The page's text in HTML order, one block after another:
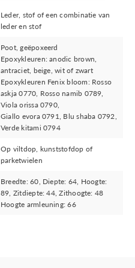
Leder, stof of een combinatie van
leder en stof
Poot, geëpoxeerd
Epoxykleuren: anodic brown,
antraciet, beige, wit of zwart
Epoxykleuren Fenix bloom: Rosso
askja 0770, Rosso namib 0789,
Viola orissa 0790,
Giallo evora 0791, Blu shaba 0792,
Verde kitami 0794
Op viltdop, kunststofdop of
parketwielen
Breedte: 60, Diepte: 64, Hoogte:
89, Zitdiepte: 44, Zithoogte: 48
Hoogte armleuning: 66